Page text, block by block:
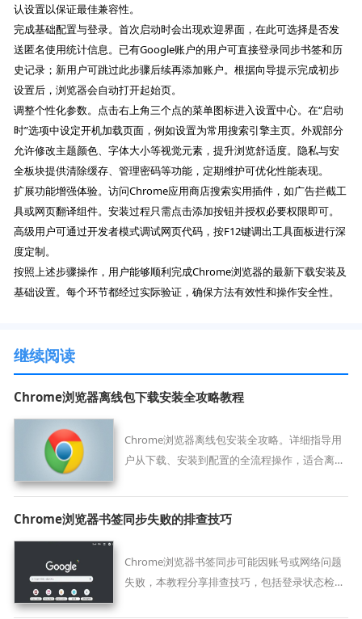
认设置以保证最佳兼容性。
完成基础配置与登录。首次启动时会出现欢迎界面，在此可选择是否发
送匿名使用统计信息。已有Google账户的用户可直接登录同步书签和历
史记录；新用户可跳过此步骤后续再添加账户。根据向导提示完成初步
设置后，浏览器会自动打开起始页。
调整个性化参数。点击右上角三个点的菜单图标进入设置中心。在“启动
时”选项中设定开机加载页面，例如设置为常用搜索引擎主页。外观部分
允许修改主题颜色、字体大小等视觉元素，提升浏览舒适度。隐私与安
全板块提供清除缓存、管理密码等功能，定期维护可优化性能表现。
扩展功能增强体验。访问Chrome应用商店搜索实用插件，如广告拦截工
具或网页翻译组件。安装过程只需点击添加按钮并授权必要权限即可。
高级用户可通过开发者模式调试网页代码，按F12键调出工具面板进行深
度定制。
按照上述步骤操作，用户能够顺利完成Chrome浏览器的最新下载安装及
基础设置。每个环节都经过实际验证，确保方法有效性和操作安全性。
继续阅读
Chrome浏览器离线包下载安装全攻略教程
Chrome浏览器离线包安装全攻略。详细指导用
户从下载、安装到配置的全流程操作，适合离线
靠。
Chrome浏览器书签同步失败的排查技巧
Chrome浏览器书签同步可能因账号或网络问题
失败，本教程分享排查技巧，包括登录状态检查